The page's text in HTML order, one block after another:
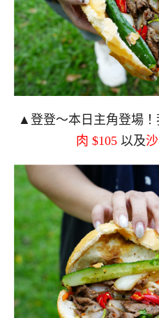
▲登登～本日主角登場
肉 $105以及